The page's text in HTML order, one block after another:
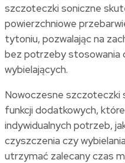
szczoteczki soniczne
powierzchniowe
tytoniu, pozwalając na
bez potrzeby stosowania
wybielających.
Nowoczesne szczoteczki
funkcji dodatkowych,
indywidualnych potrzeb,
czyszczenia czy
utrzymać zalecany czas